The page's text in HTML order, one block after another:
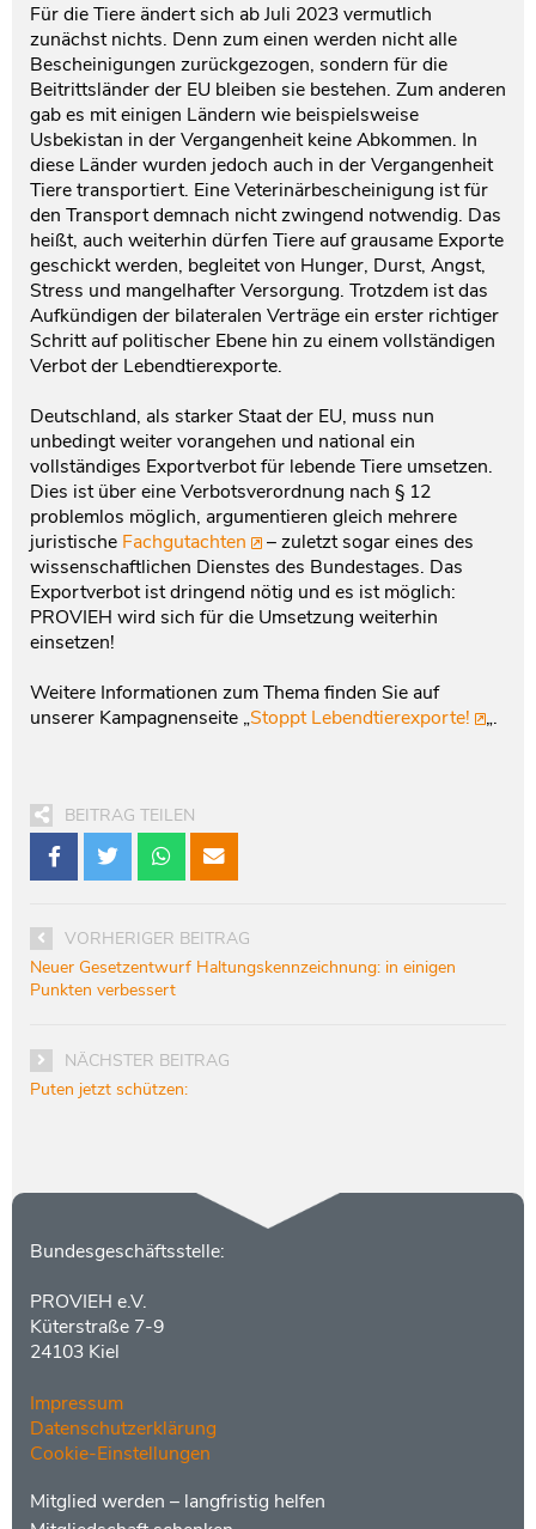
Für die Tiere ändert sich ab Juli 2023 vermutlich
zunächst nichts. Denn zum einen werden nicht alle
Bescheinigungen zurückgezogen, sondern für die
Beitrittsländer der EU bleiben sie bestehen. Zum anderen
gab es mit einigen Ländern wie beispielsweise
Usbekistan in der Vergangenheit keine Abkommen. In
diese Länder wurden jedoch auch in der Vergangenheit
Tiere transportiert. Eine Veterinärbescheinigung ist für
den Transport demnach nicht zwingend notwendig. Das
heißt, auch weiterhin dürfen Tiere auf grausame Exporte
geschickt werden, begleitet von Hunger, Durst, Angst,
Stress und mangelhafter Versorgung. Trotzdem ist das
Aufkündigen der bilateralen Verträge ein erster richtiger
Schritt auf politischer Ebene hin zu einem vollständigen
Verbot der Lebendtierexporte.
Deutschland, als starker Staat der EU, muss nun
unbedingt weiter vorangehen und national ein
vollständiges Exportverbot für lebende Tiere umsetzen.
Dies ist über eine Verbotsverordnung nach § 12
problemlos möglich, argumentieren gleich mehrere
juristische Fachgutachten
– zuletzt sogar eines des
wissenschaftlichen Dienstes des Bundestages. Das
Exportverbot ist dringend nötig und es ist möglich:
PROVIEH wird sich für die Umsetzung weiterhin
einsetzen!
Weitere Informationen zum Thema finden Sie auf
unserer Kampagnenseite „Stoppt Lebendtierexporte! „.
BEITRAG TEILEN
VORHERIGER BEITRAG
Neuer Gesetzentwurf Haltungskennzeichnung: in einigen
Punkten verbessert
NÄCHSTER BEITRAG
Puten jetzt schützen:
Kontakt
Bundesgeschäftsstelle:
PROVIEH e.V.
Küterstraße 7-9
24103 Kiel
Impressum
Datenschutzerklärung
Cookie-Einstellungen
Menüs
Footer
Mitglied werden – langfristig helfen